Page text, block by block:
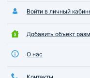
Войти в личный
Добавить объект
О нас